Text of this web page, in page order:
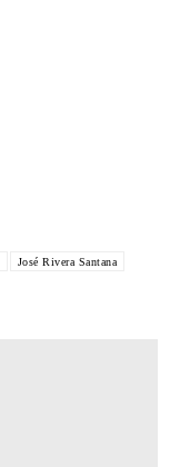
José Rivera Santana